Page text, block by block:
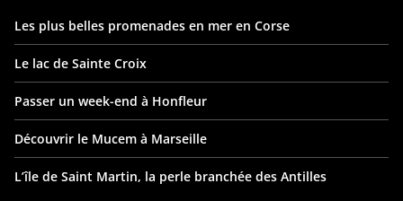
Les plus belles promenades en mer en Corse
Le lac de Sainte Croix
Passer un week-end à Honfleur
Découvrir le Mucem à Marseille
L’île de Saint Martin, la perle branchée des Antilles